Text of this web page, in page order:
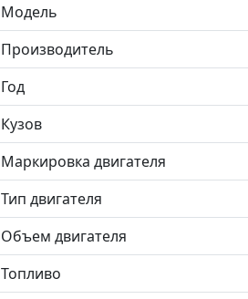
Модель
Производитель
Год
Кузов
Маркировка двигателя
Тип двигателя
Объем двигателя
Топливо